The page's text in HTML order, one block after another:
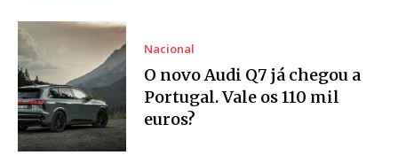
Nacional
O novo Audi Q7 já chegou a
Portugal. Vale os 110 mil
euros?